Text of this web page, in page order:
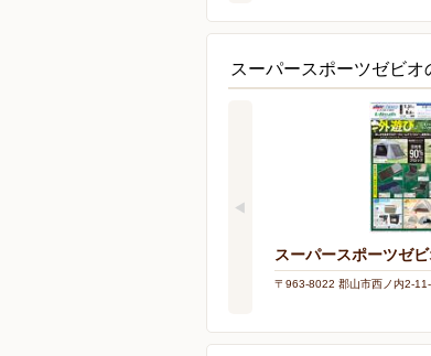
スーパースポーツゼビオ
スーパースポーツゼ
〒963-8022 郡山市西ノ内2-